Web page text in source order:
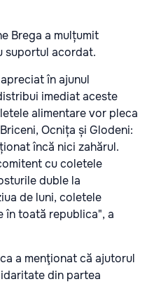
Brega a mulțumit
suportul acordat.
în ajunul
imediat aceste
alimentare vor pleca
Ocnița și Glodeni:
încă nici zahărul.
cu coletele
duble la
de luni, coletele
în toată republica", a
a menţionat că ajutorul
din partea